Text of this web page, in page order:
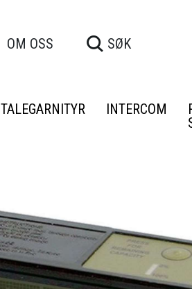
OM OSS
TALEGARNITYR INTERCOM